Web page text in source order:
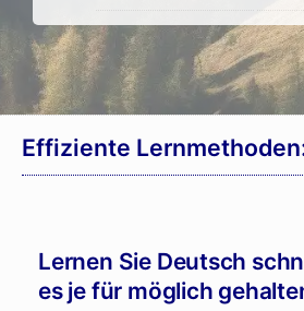
Effiziente
Lernen Sie Deutsch
es je für möglich